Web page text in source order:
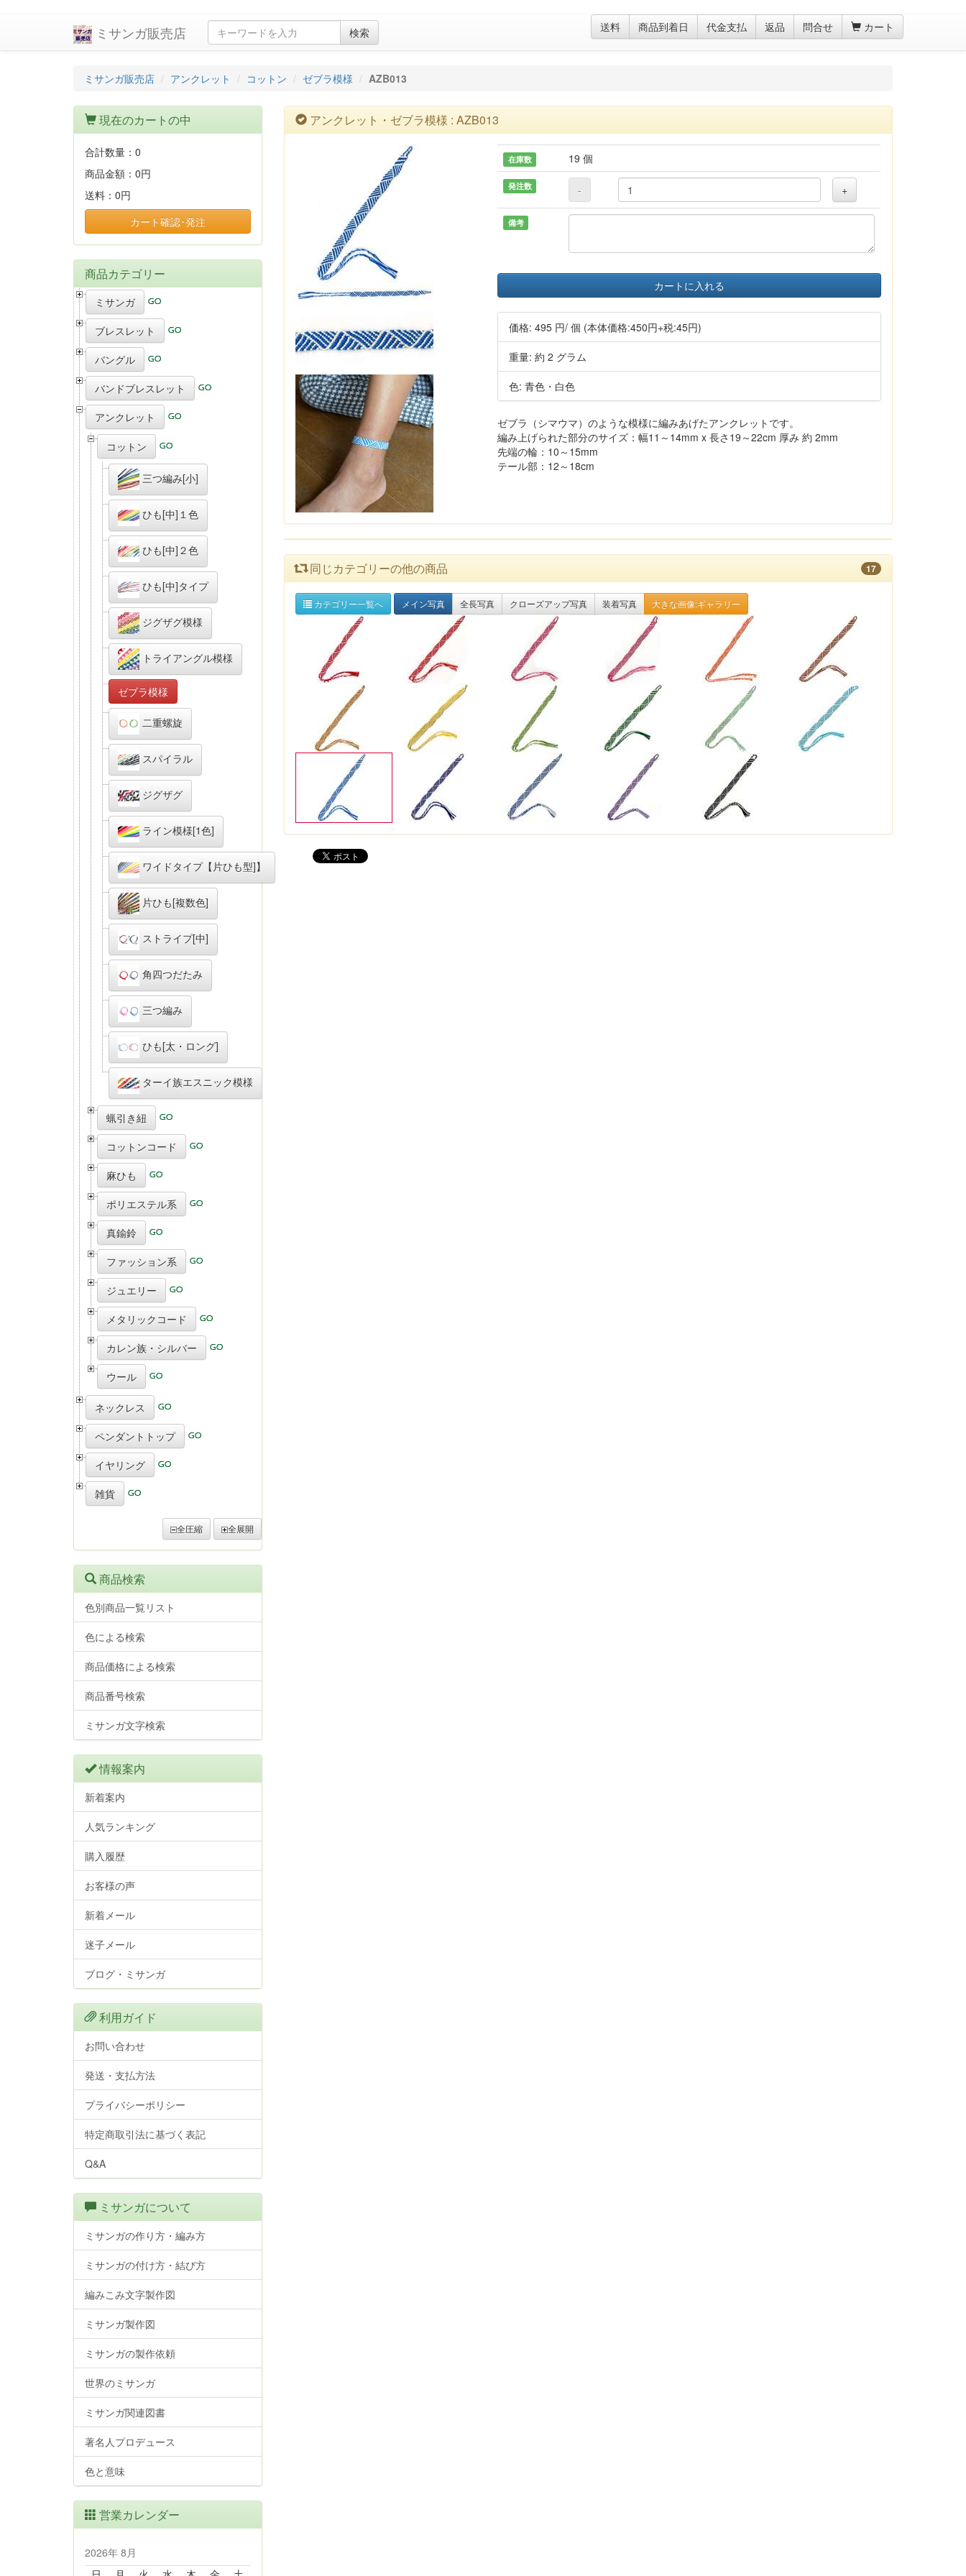
ミサンガ販売店 検索 送料 商品到着日 代金支払 返品 問合せ カート
ミサンガ販売店 アンクレット コットン ゼブラ模様 AZB013
アンクレット・ゼブラ模様 : AZB013
在庫数 19 個
発注数 - +
備考
カートに入れる
価格:495 円/ 個 (本体価格:450円+税:45円)
重量: 約 2 グラム
色: 青色・白色
ゼブラ（シマウマ）のような模様に編みあげたアンクレットです。
編み上げられた部分のサイズ：幅11～14mm x 長さ19～22cm 厚み 約 2mm
先端の輪：10～15mm
テール部：12～18cm
同じカテゴリーの他の商品 17
カテゴリー一覧へ メイン写真 全長写真 クローズアップ写真 装着写真 大きな画像:ギャラリー
現在のカートの中
合計数量： 0
商品金額： 0円
送料： 0円
カート確認･発注
商品カテゴリー
ミサンガ
ブレスレット
バングル
バンドブレスレット
アンクレット
コットン
三つ編み[小]
ひも[中]１色
ひも[中]２色
ひも[中]タイプ
ジグザグ模様
トライアングル模様
ゼブラ模様
二重螺旋
スパイラル
ジグザグ
ライン模様[1色]
ワイドタイプ【片ひも型]】
片ひも[複数色]
ストライプ[中]
角四つだたみ
三つ編み
ひも[太・ロング]
ターイ族エスニック模様
蝋引き紐
コットンコード
麻ひも
ポリエステル系
真鍮鈴
ファッション系
ジュエリー
メタリックコード
カレン族・シルバー
ウール
ネックレス
ペンダントトップ
イヤリング
雑貨
全圧縮 全展開
商品検索
色別商品一覧リスト
色による検索
商品価格による検索
商品番号検索
ミサンガ文字検索
情報案内
新着案内
人気ランキング
購入履歴
お客様の声
新着メール
迷子メール
ブログ・ミサンガ
利用ガイド
お問い合わせ
発送・支払方法
プライバシーポリシー
特定商取引法に基づく表記
Q&A
ミサンガについて
ミサンガの作り方・編み方
ミサンガの付け方・結び方
編みこみ文字製作図
ミサンガ製作図
ミサンガの製作依頼
世界のミサンガ
ミサンガ関連図書
著名人プロデュース
色と意味
営業カレンダー
2026年 8月